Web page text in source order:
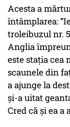
Acesta a
întâmplarea:
troleibuzul nr.
Anglia
este stația cea
scaunele din
a ajunge la
și-a uitat
Cred că și ea